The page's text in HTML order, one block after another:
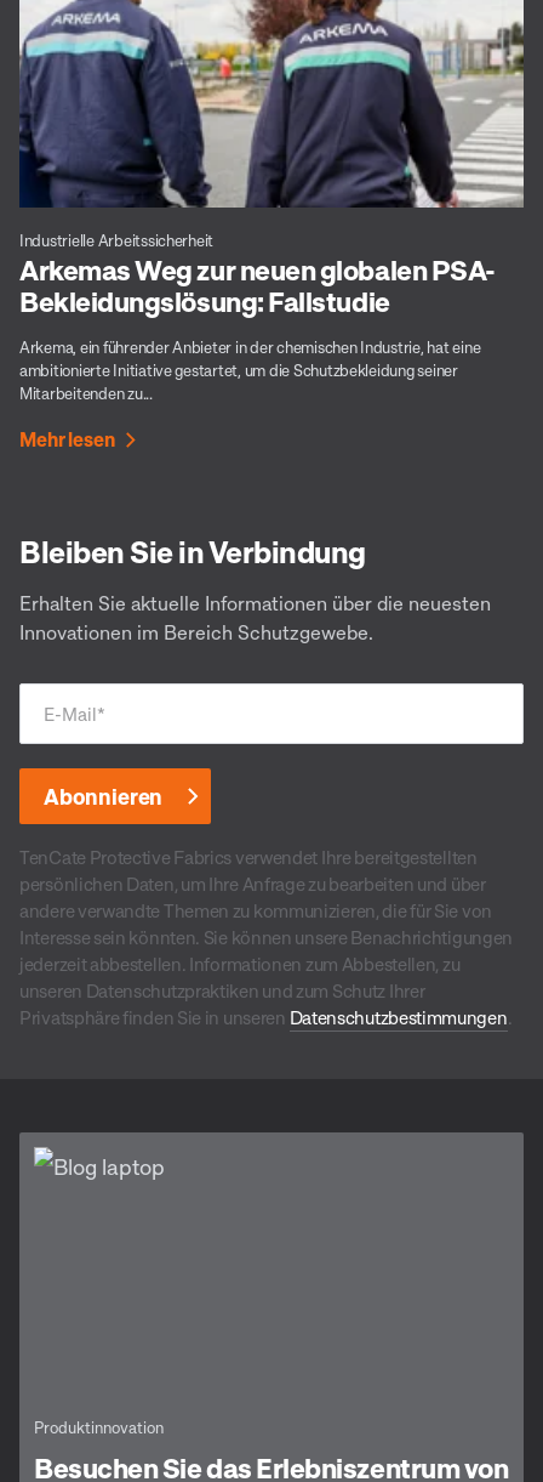
Industrielle Arbeitssicherheit
Arkemas Weg zur neuen globalen PSA-
Bekleidungslösung: Fallstudie
Arkema, ein führender Anbieter in der chemischen Industrie, hat eine
ambitionierte Initiative gestartet, um die Schutzbekleidung seiner
Mitarbeitenden zu...
Mehr lesen
Bleiben Sie in Verbindung
Erhalten Sie aktuelle Informationen über die neuesten
Innovationen im Bereich Schutzgewebe.
E-Mail*
TenCate Protective Fabrics verwendet Ihre bereitgestellten
persönlichen Daten, um Ihre Anfrage zu bearbeiten und über
andere verwandte Themen zu kommunizieren, die für Sie von
Interesse sein könnten. Sie können unsere Benachrichtigungen
jederzeit abbestellen. Informationen zum Abbestellen, zu
unseren Datenschutzpraktiken und zum Schutz Ihrer
Privatsphäre finden Sie in unseren Datenschutzbestimmungen.
Produktinnovation
Besuchen Sie das Erlebniszentrum von